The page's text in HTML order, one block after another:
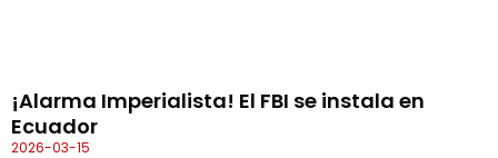
¡Alarma Imperialista! El FBI se instala en
Ecuador
2026-03-15